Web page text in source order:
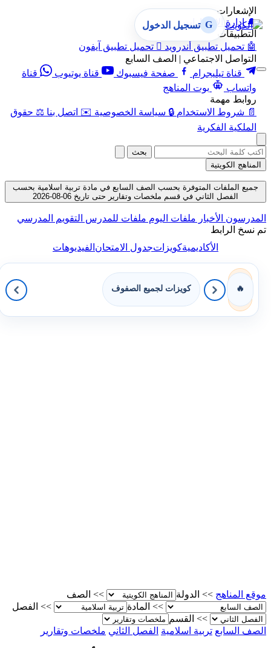
الإشعارات
🔔 إدارة الإشعارات
التطبيقات
🤖 تحميل تطبيق أندرويد  تحميل تطبيق آيفون
التواصل الاجتماعي | الصف السابع
قناة تيليجرام
صفحة فيسبوك قناة يوتيوب
قناة
واتساب
بوت المناهج
روابط مهمة
📄 شروط الاستخدام 🔒 سياسة الخصوصية ✉️ اتصل بنا ⚖️ حقوق
الملكية الفكرية
G تسجيل الدخول
بحث
المناهج الكويتية
جميع الملفات المتوفرة بحسب الصف السابع في مادة تربية اسلامية بحسب
الفصل الثاني في قسم ملخصات وتقارير حتى تاريخ 06-08-2026
المدرسون الأخبار ملفات اليوم ملفات للمدرس التقويم المدرسي
تم نسخ الرابط
الأكاديميةكويزاتجدول الامتحانالفيديوهات
🔥 كويزات لجميع الصفوف
موقع المناهج >> الدولة >>
الصف
>>
المادة >>
الفصل
>>
القسم
الصف السابع تربية اسلامية الفصل الثاني ملخصات وتقارير